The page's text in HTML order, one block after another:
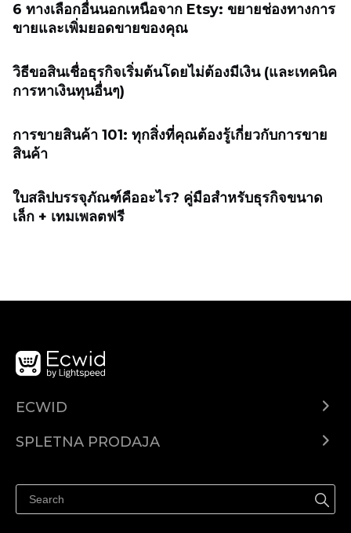
6 ทางเลือกอื่นนอกเหนือจาก Etsy: ขยายช่องทางการ
ขายและเพิ่มยอดขายของคุณ
วิธีขอสินเชื่อธุรกิจเริ่มต้นโดยไม่ต้องมีเงิน (และเทคนิค
การหาเงินทุนอื่นๆ)
การขายสินค้า 101: ทุกสิ่งที่คุณต้องรู้เกี่ยวกับการขาย
สินค้า
ใบสลิปบรรจุภัณฑ์คืออะไร? คู่มือสำหรับธุรกิจขนาด
เล็ก + เทมเพลตฟรี
ECWID
SPLETNA PRODAJA
Prodaja na Instagramu